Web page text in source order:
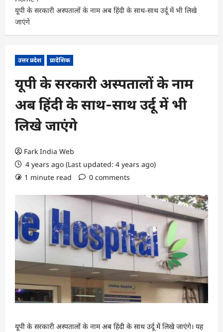
यूपी के सरकारी अस्‍पतालों के नाम अब हिंदी के साथ-साथ उर्दू में भी लिखे
जाएंगे
उत्तर प्रदेश प्रादेशिक
यूपी के सरकारी अस्‍पतालों के नाम
अब हिंदी के साथ-साथ उर्दू में भी
लिखे जाएंगे
Fark India Web
4 years ago (Last updated: 4 years ago)
1 minute read
0 comments
यूपी के सरकारी अस्‍पतालों के नाम अब हिंदी के साथ उर्दू में लिखे जाएंगे। यह